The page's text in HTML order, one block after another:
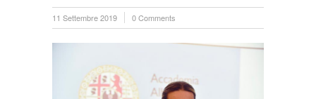
11 Settembre 2019 0 Comments